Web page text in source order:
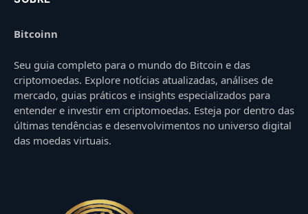
Bitcoinn
Seu guia completo para o mundo do Bitcoin e das
criptomoedas. Explore notícias atualizadas, análises de
mercado, guias práticos e insights especializados para
entender e investir em criptomoedas. Esteja por dentro das
últimas tendências e desenvolvimentos no universo digital
das moedas virtuais.